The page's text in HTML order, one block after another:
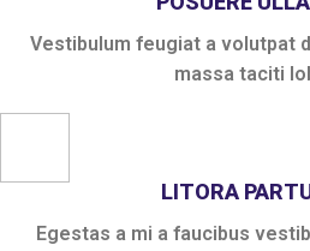
Vestibulum feugiat a volutpat
massa taciti
LITORA
Egestas a mi a faucibus